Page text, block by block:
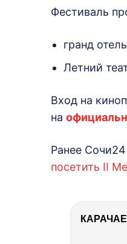
Фестиваль
гранд
Летний
Вход на
на
Ранее
посетить II